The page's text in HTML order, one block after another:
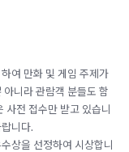
여 만화 및 게임 주제가
니라 관람객 분들도 함
사전 접수만 받고 있습니
니다.
상을 선정하여 시상합니